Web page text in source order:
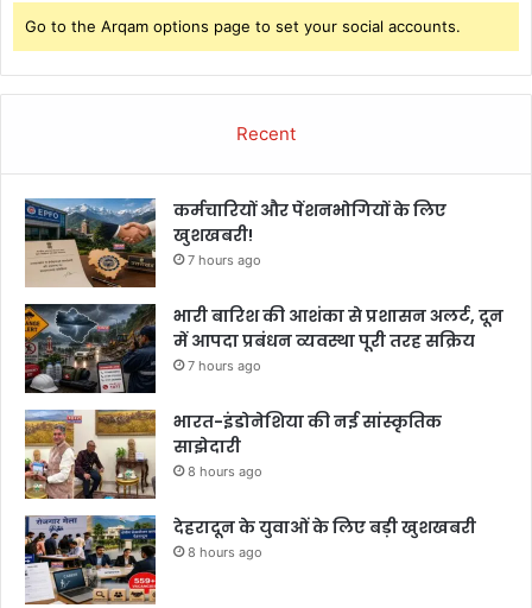
Go to the Arqam options page to set your social accounts.
Recent
कर्मचारियों और पेंशनभोगियों के लिए
खुशखबरी!
7 hours ago
भारी बारिश की आशंका से प्रशासन अलर्ट, दून
में आपदा प्रबंधन व्यवस्था पूरी तरह सक्रिय
7 hours ago
भारत-इंडोनेशिया की नई सांस्कृतिक
साझेदारी
8 hours ago
देहरादून के युवाओं के लिए बड़ी खुशखबरी
8 hours ago